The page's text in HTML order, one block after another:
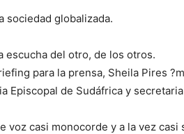
sociedad globalizada.
escucha del otro, de los otros.
para la prensa, Sheila Pires
Episcopal de Sudáfrica y
voz casi monocorde y a la vez